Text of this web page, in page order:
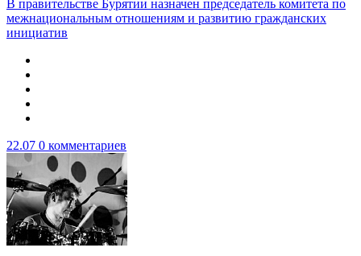
В правительстве Бурятии назначен председатель комитета по
межнациональным отношениям и развитию гражданских
инициатив
22.07 0 комментариев